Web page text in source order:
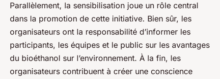
Parallèlement, la sensibilisation joue un rôle central
dans la promotion de cette initiative. Bien sûr, les
organisateurs ont la responsabilité d’informer les
participants, les équipes et le public sur les avantages
du bioéthanol sur l’environnement. À la fin, les
organisateurs contribuent à créer une conscience